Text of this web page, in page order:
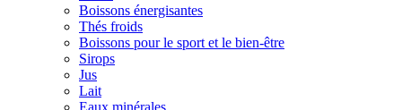
Boissons énergisantes
Thés froids
Boissons pour le sport et le bien-être
Sirops
Jus
Lait
Eaux minérales